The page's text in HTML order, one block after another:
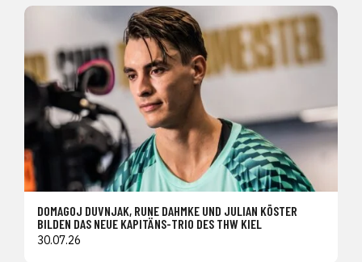
DOMAGOJ DUVNJAK, RUNE DAHMKE UND JULIAN KÖSTER
BILDEN DAS NEUE KAPITÄNS-TRIO DES THW KIEL
30.07.26